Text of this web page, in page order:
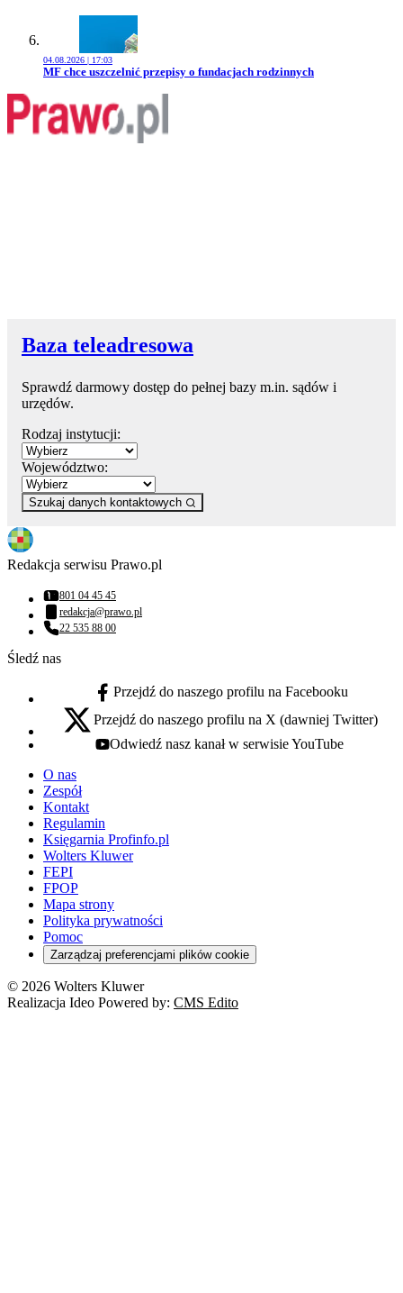
04.08.2026 | 17:03
Przejdź do artykułu:
MF chce uszczelnić przepisy o fundacjach rodzinnych
Baza teleadresowa
Sprawdź darmowy dostęp do pełnej bazy m.in. sądów i
urzędów.
Rodzaj instytucji:
Województwo:
Szukaj danych kontaktowych
Redakcja serwisu Prawo.pl
Numer telefonu:
801 04 45 45
Adres email:
redakcja@prawo.pl
Numer telefonu:
22 535 88 00
Śledź nas
facebook - otwiera się w nowej karcie
Przejdź do naszego profilu na Facebooku
x - otwiera się w nowej karcie
Przejdź do naszego profilu na X (dawniej Twitter)
youtube - otwiera się w nowej karcie
Odwiedź nasz kanał w serwisie YouTube
O nas
Zespół
Kontakt
Regulamin
Księgarnia Profinfo.pl
Wolters Kluwer
FEPI
FPOP
Mapa strony
Polityka prywatności
Pomoc
Zarządzaj preferencjami plików cookie
© 2026 Wolters Kluwer
Realizacja Ideo Powered by: CMS Edito